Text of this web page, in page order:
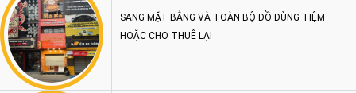
SANG MẶT BẰNG VÀ TOÀN BỘ ĐỒ DÙNG TIỆM
HOẶC CHO THUÊ LẠI